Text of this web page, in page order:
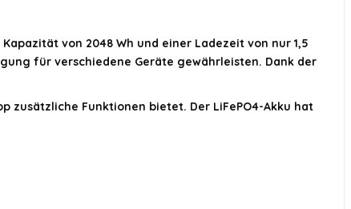
von 2048 Wh und einer Ladezeit von nur 1,5
für verschiedene Geräte gewährleisten. Dank der
zusätzliche Funktionen bietet. Der LiFePO4-Akku hat